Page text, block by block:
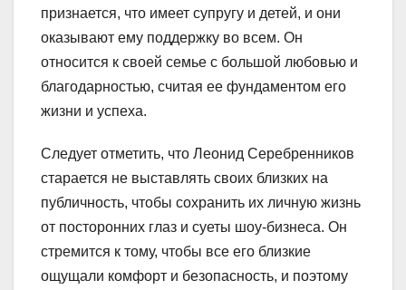
признается, что имеет супругу и детей, и они
оказывают ему поддержку во всем. Он
относится к своей семье с большой любовью и
благодарностью, считая ее фундаментом его
жизни и успеха.
Следует отметить, что Леонид Серебренников
старается не выставлять своих близких на
публичность, чтобы сохранить их личную жизнь
от посторонних глаз и суеты шоу-бизнеса. Он
стремится к тому, чтобы все его близкие
ощущали комфорт и безопасность, и поэтому